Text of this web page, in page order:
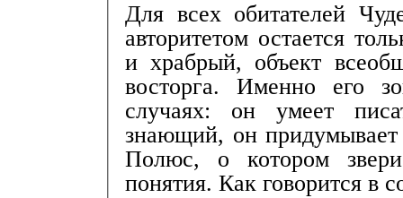
Для всех обитателей
авторитетом остается
и храбрый, объект
восторга. Именно его
случаях: он умеет
знающий, он
Полюс, о котором
понятия. Как говорится в